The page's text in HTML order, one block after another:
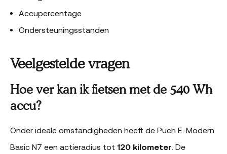
Accupercentage
Ondersteuningsstanden
Veelgestelde vragen
Hoe ver kan ik fietsen met de 540 Wh
accu?
Onder ideale omstandigheden heeft de Puch E-Modern
Basic N7 een actieradius tot 120 kilometer . De